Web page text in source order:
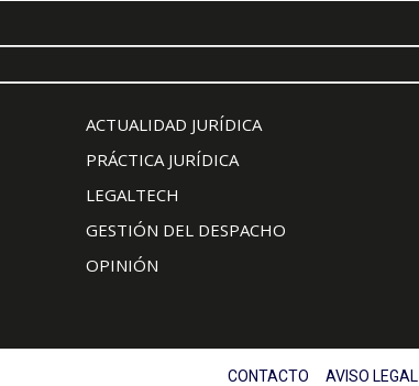
ACTUALIDAD JURÍDICA
PRÁCTICA JURÍDICA
LEGALTECH
GESTIÓN DEL DESPACHO
OPINIÓN
CONTACTO AVISO LEGAL